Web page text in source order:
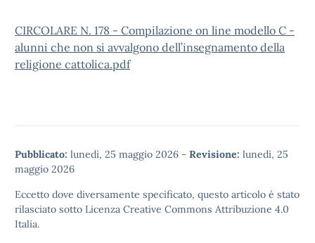
CIRCOLARE N. 178 - Compilazione on line modello C -
alunni che non si avvalgono dell’insegnamento della
religione cattolica.pdf
Pubblicato: lunedì, 25 maggio 2026 - Revisione: lunedì, 25
maggio 2026
Eccetto dove diversamente specificato, questo articolo è stato
rilasciato sotto Licenza Creative Commons Attribuzione 4.0
Italia.